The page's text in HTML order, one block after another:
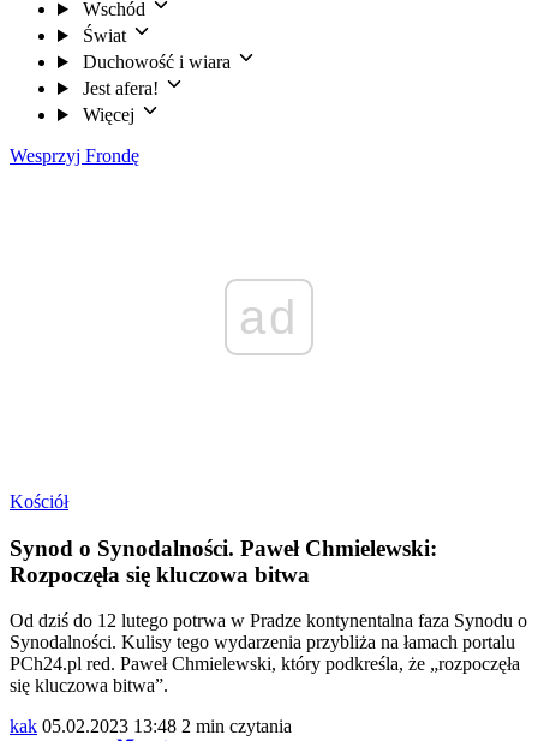
Wschód
Świat
Duchowość i wiara
Jest afera!
Więcej
Wesprzyj Frondę
ad
Kościół
Synod o Synodalności. Paweł Chmielewski:
Rozpoczęła się kluczowa bitwa
Od dziś do 12 lutego potrwa w Pradze kontynentalna faza Synodu o
Synodalności. Kulisy tego wydarzenia przybliża na łamach portalu
PCh24.pl red. Paweł Chmielewski, który podkreśla, że „rozpoczęła
się kluczowa bitwa”.
kak 05.02.2023 13:48 2 min czytania